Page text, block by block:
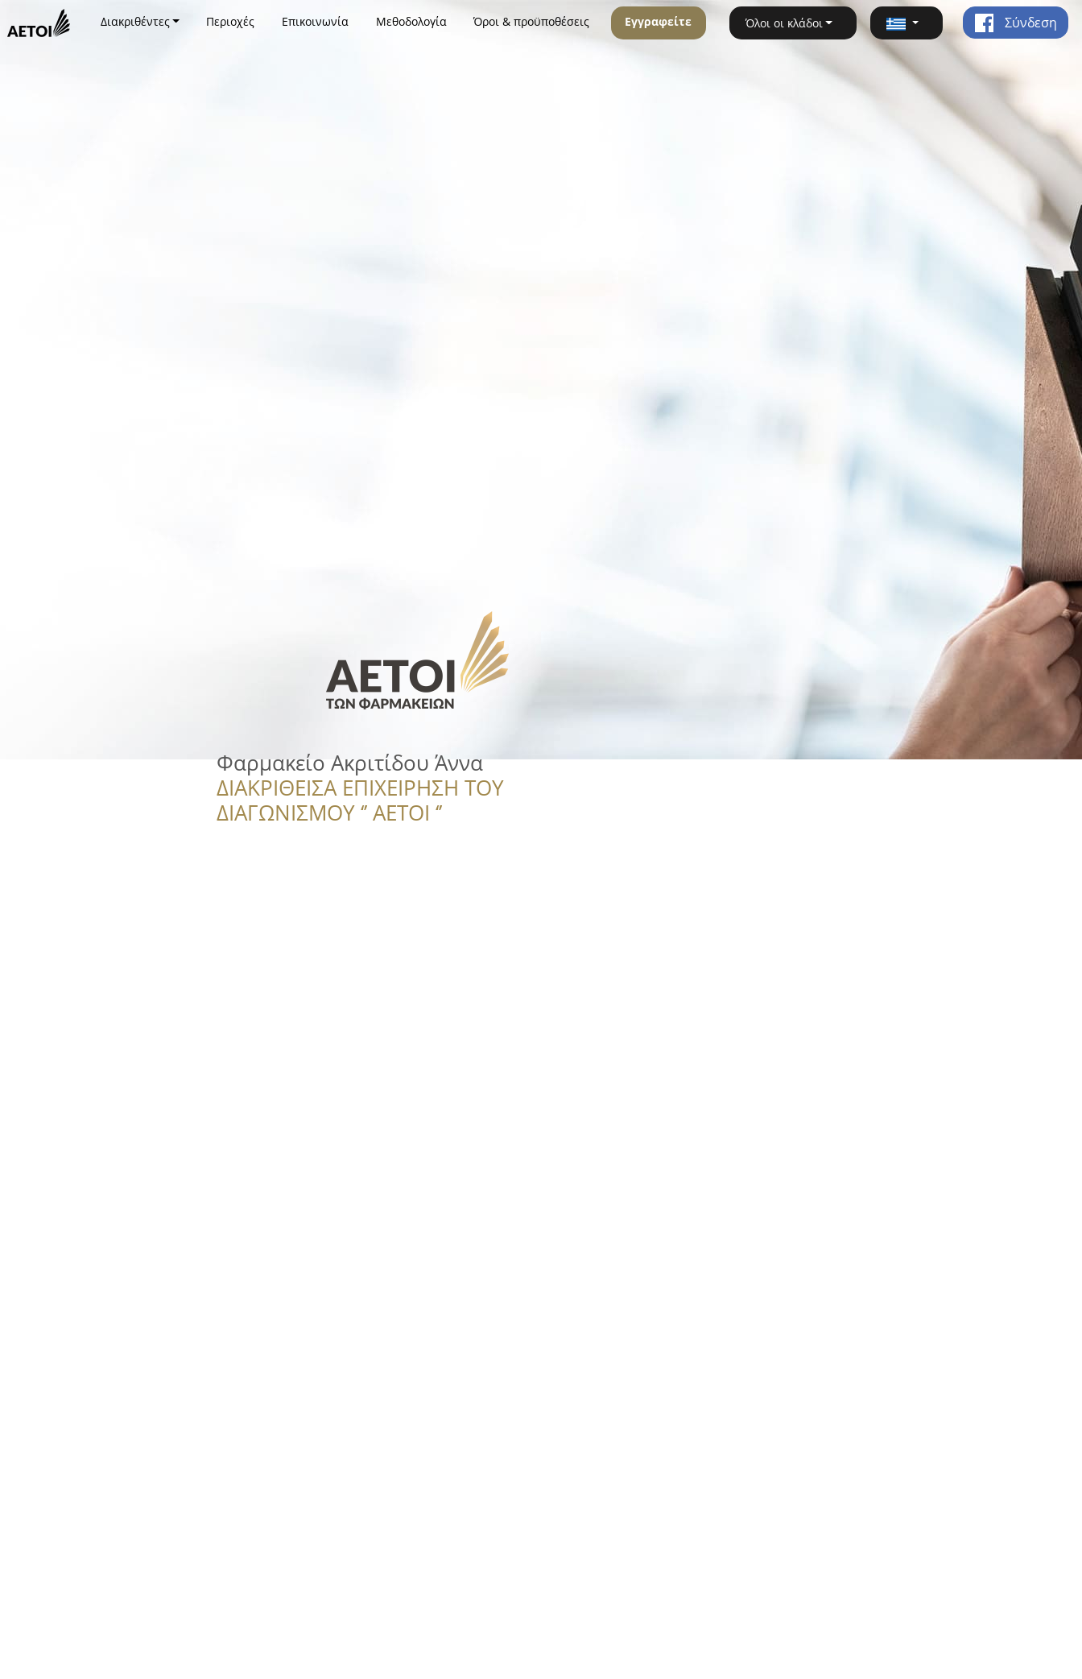
Διακριθέντες Περιοχές Επικοινωνία Μεθοδολογία Όροι & προϋποθέσεις Εγγραφείτε Όλοι οι κλάδοι Σύνδεση
Φαρμακείο Ακριτίδου Άννα
ΔΙΑΚΡΙΘΕΙΣΑ ΕΠΙΧΕΙΡΗΣΗ ΤΟΥ
ΔΙΑΓΩΝΙΣΜΟΥ ‘’ ΑΕΤΟΙ ‘’